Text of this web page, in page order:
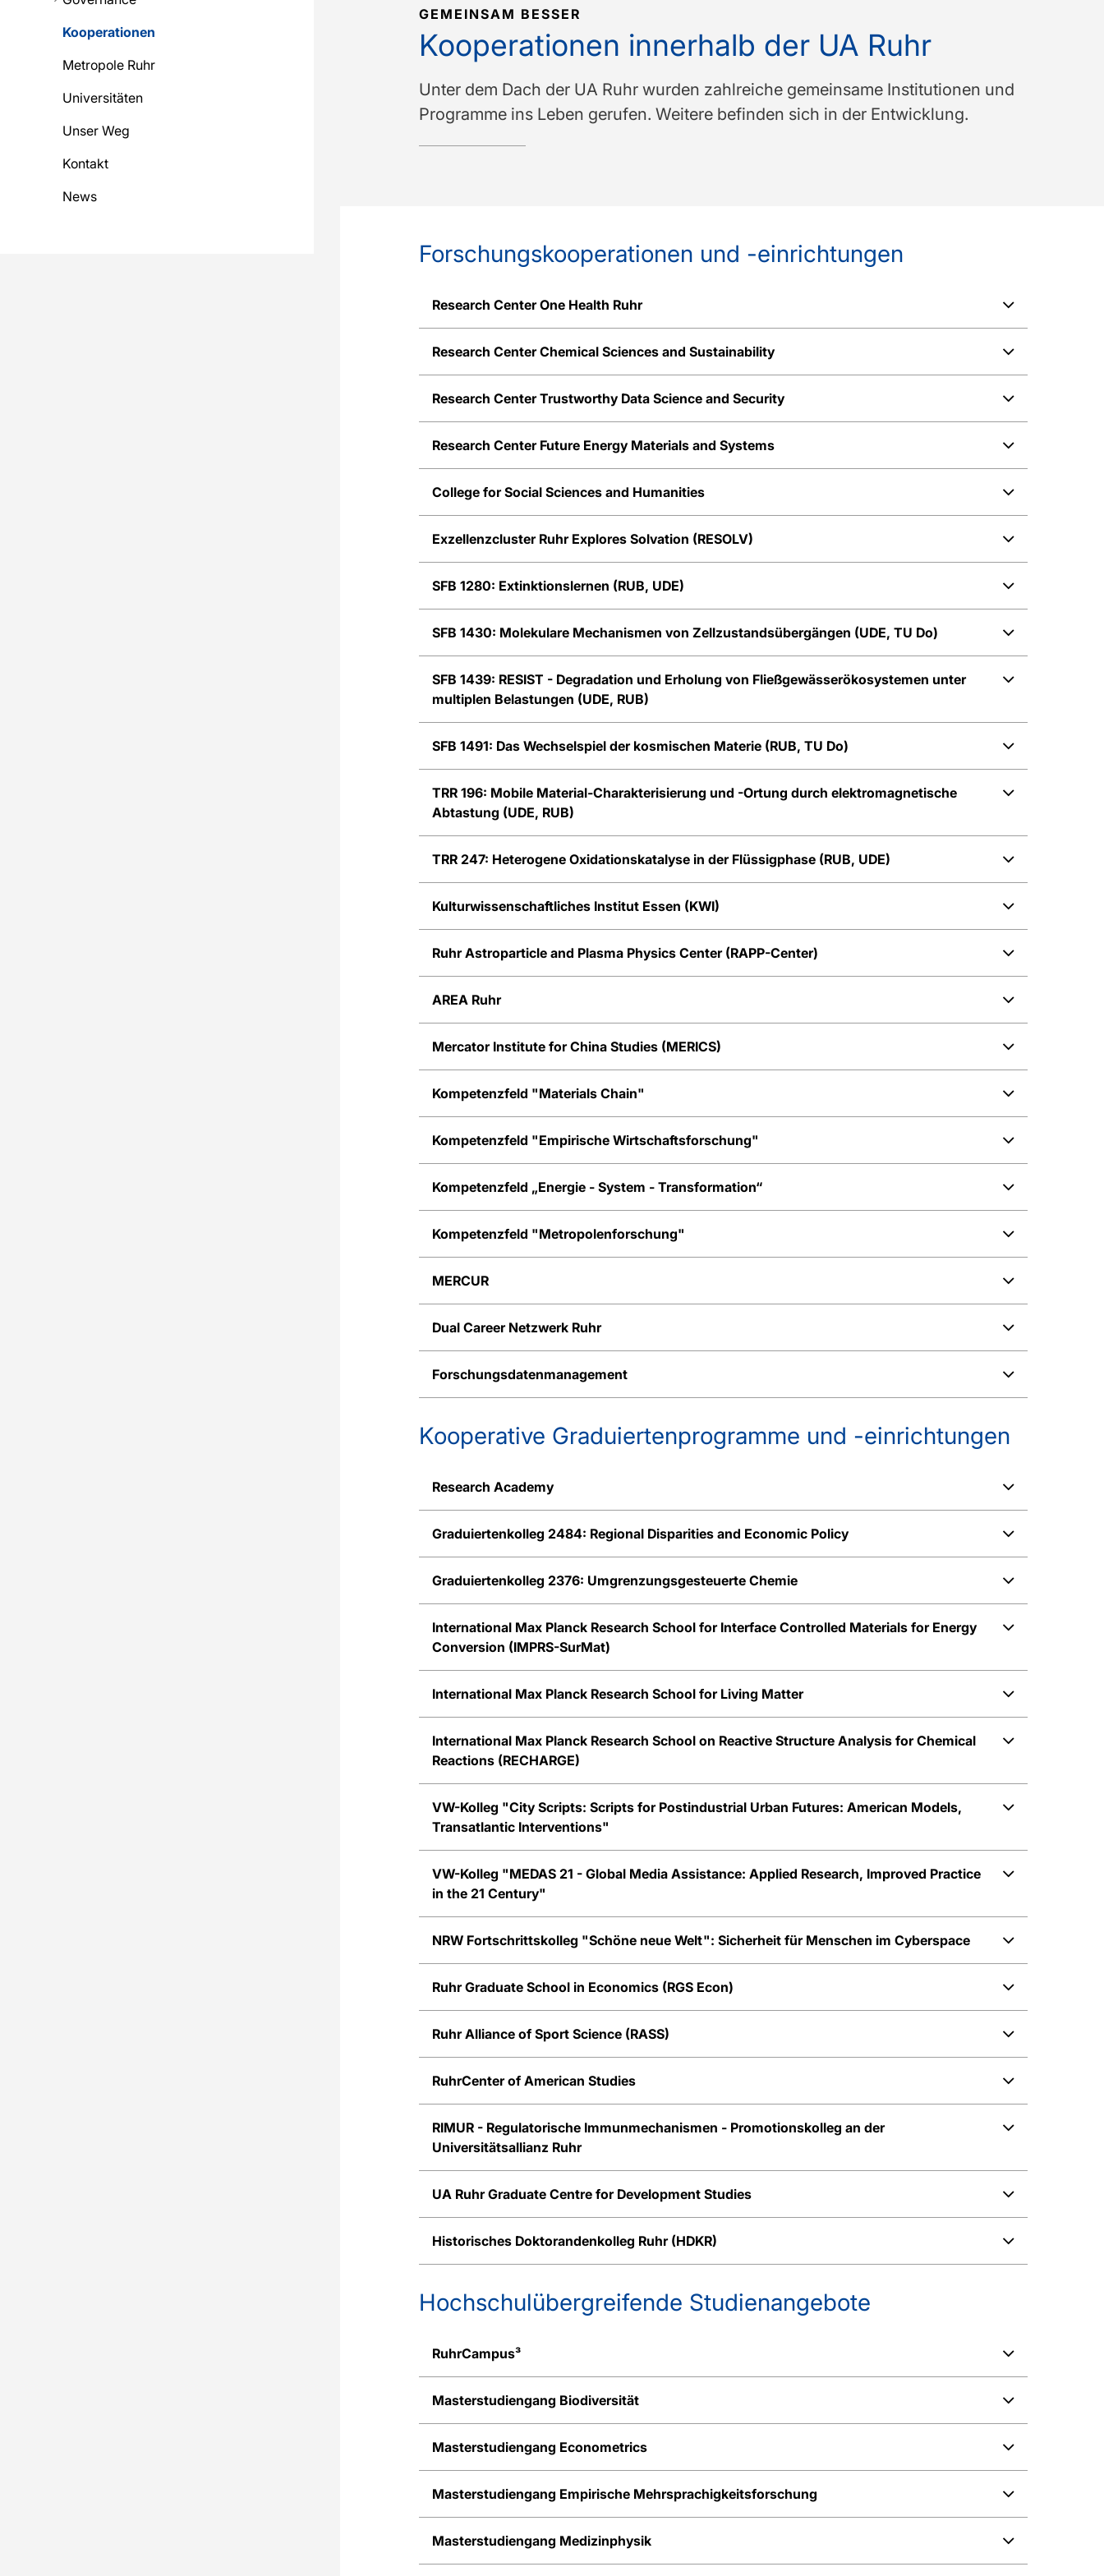
Kooperationen
Metropole Ruhr
Universitäten
Unser Weg
Kontakt
News
GEMEINSAM BESSER
Kooperationen innerhalb der UA Ruhr
Unter dem Dach der UA Ruhr wurden zahlreiche gemeinsame Institutionen und
Programme ins Leben gerufen. Weitere befinden sich in der Entwicklung.
Forschungskooperationen und -einrichtungen
Research Center One Health Ruhr
Research Center Chemical Sciences and Sustainability
Research Center Trustworthy Data Science and Security
Research Center Future Energy Materials and Systems
College for Social Sciences and Humanities
Exzellenzcluster Ruhr Explores Solvation (RESOLV)
SFB 1280: Extinktionslernen (RUB, UDE)
SFB 1430: Molekulare Mechanismen von Zellzustandsübergängen (UDE, TU Do)
SFB 1439: RESIST - Degradation und Erholung von Fließgewässerökosystemen unter
multiplen Belastungen (UDE, RUB)
SFB 1491: Das Wechselspiel der kosmischen Materie (RUB, TU Do)
TRR 196: Mobile Material-Charakterisierung und -Ortung durch elektromagnetische
Abtastung (UDE, RUB)
TRR 247: Heterogene Oxidationskatalyse in der Flüssigphase (RUB, UDE)
Kulturwissenschaftliches Institut Essen (KWI)
Ruhr Astroparticle and Plasma Physics Center (RAPP-Center)
AREA Ruhr
Mercator Institute for China Studies (MERICS)
Kompetenzfeld "Materials Chain"
Kompetenzfeld "Empirische Wirtschaftsforschung"
Kompetenzfeld „Energie - System - Transformation“
Kompetenzfeld "Metropolenforschung"
MERCUR
Dual Career Netzwerk Ruhr
Forschungsdatenmanagement
Kooperative Graduiertenprogramme und -einrichtungen
Research Academy
Graduiertenkolleg 2484: Regional Disparities and Economic Policy
Graduiertenkolleg 2376: Umgrenzungsgesteuerte Chemie
International Max Planck Research School for Interface Controlled Materials for Energy
Conversion (IMPRS-SurMat)
International Max Planck Research School for Living Matter
International Max Planck Research School on Reactive Structure Analysis for Chemical
Reactions (RECHARGE)
VW-Kolleg "City Scripts: Scripts for Postindustrial Urban Futures: American Models,
Transatlantic Interventions"
VW-Kolleg "MEDAS 21 - Global Media Assistance: Applied Research, Improved Practice
in the 21 Century"
NRW Fortschrittskolleg "Schöne neue Welt ": Sicherheit für Menschen im Cyberspace
Ruhr Graduate School in Economics (RGS Econ)
Ruhr Alliance of Sport Science (RASS)
RuhrCenter of American Studies
RIMUR - Regulatorische Immunmechanismen - Promotionskolleg an der
Universitätsallianz Ruhr
UA Ruhr Graduate Centre for Development Studies
Historisches Doktorandenkolleg Ruhr (HDKR)
Hochschulübergreifende Studienangebote
RuhrCampus³
Masterstudiengang Biodiversität
Masterstudiengang Econometrics
Masterstudiengang Empirische Mehrsprachigkeitsforschung
Masterstudiengang Medizinphysik